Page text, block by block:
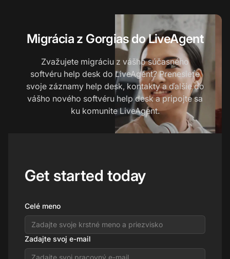
Migrácia z Gorgias do LiveAgent
Zvažujete migráciu z vášho súčasného
softvéru help desk do LiveAgent? Prenesieťe
svoje záznamy help desk, kontakty a ďalšie do
vášho nového softvéru help desk a pripojte sa
ku komunite LiveAgent.
Get started today
Celé meno
Zadajte svoj e-mail